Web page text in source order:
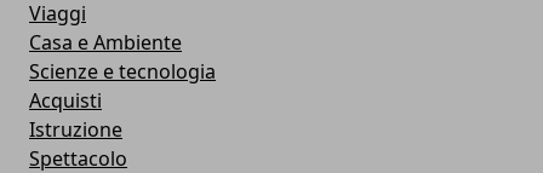
Viaggi
Casa e Ambiente
Scienze e tecnologia
Acquisti
Istruzione
Spettacolo